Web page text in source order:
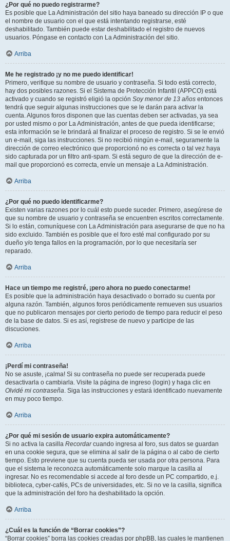
¿Por qué no puedo registrarme?
Es posible que La Administración del sitio haya baneado su dirección IP o que
el nombre de usuario con el que está intentando registrarse, esté
deshabilitado. También puede estar deshabilitado el registro de nuevos
usuarios. Póngase en contacto con La Administración del sitio.
Arriba
Me he registrado ¡y no me puedo identificar!
Primero, verifique su nombre de usuario y contraseña. Si todo está correcto,
hay dos posibles razones. Si el Sistema de Protección Infantil (APPCO) está
activado y cuando se registró eligió la opción Soy menor de 13 años entonces
tendrá que seguir algunas instrucciones que se le darán para activar la
cuenta. Algunos foros disponen que las cuentas deben ser activadas, ya sea
por usted mismo o por La Administración, antes de que pueda identificarse;
esta información se le brindará al finalizar el proceso de registro. Si se le envió
un e-mail, siga las instrucciones. Si no recibió ningún e-mail, seguramente la
dirección de correo electrónico que proporcionó no es correcta o tal vez haya
sido capturada por un filtro anti-spam. Si está seguro de que la dirección de e-
mail que proporcionó es correcta, envíe un mensaje a La Administración.
Arriba
¿Por qué no puedo identificarme?
Existen varias razones por lo cuál esto puede suceder. Primero, asegúrese de
que su nombre de usuario y contraseña se encuentren escritos correctamente.
Si lo están, comuníquese con La Administración para asegurarse de que no ha
sido excluido. También es posible que el foro esté mal configurado por su
dueño y/o tenga fallos en la programación, por lo que necesitaría ser
reparado.
Arriba
Hace un tiempo me registré, ¡pero ahora no puedo conectarme!
Es posible que la administración haya desactivado o borrado su cuenta por
alguna razón. También, algunos foros periódicamente remueven sus usuarios
que no publicaron mensajes por cierto periodo de tiempo para reducir el peso
de la base de datos. Si es así, registrese de nuevo y participe de las
discuciones.
Arriba
¡Perdí mi contraseña!
No se asuste, ¡calma! Si su contraseña no puede ser recuperada puede
desactivarla o cambiarla. Visite la página de ingreso (login) y haga clic en
Olvidé mi contraseña. Siga las instrucciones y estará identificado nuevamente
en muy poco tiempo.
Arriba
¿Por qué mi sesión de usuario expira automáticamente?
Si no activa la casilla Recordarcuando ingresa al foro, sus datos se guardan
en una cookie segura, que se elimina al salir de la página o al cabo de cierto
tiempo. Esto previene que su cuenta pueda ser usada por otra persona. Para
que el sistema le reconozca automáticamente solo marque la casilla al
ingresar. No es recomendable si accede al foro desde un PC compartido, e.j.
biblioteca, cyber-cafés, PCs de universidades, etc. Si no ve la casilla, significa
que la administración del foro ha deshabilitado la opción.
Arriba
¿Cuál es la función de “Borrar cookies”?
“Borrar cookies” borra las cookies creadas por phpBB, las cuales le mantienen